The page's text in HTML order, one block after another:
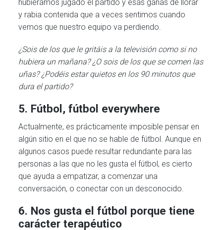
hubiéramos jugado el partido y esas ganas de llorar
y rabia contenida que a veces sentimos cuando
vemos que nuestro equipo va perdiendo.
¿Sois de los que le gritáis a la televisión como si no
hubiera un mañana? ¿O sois de los que se comen las
uñas? ¿Podéis estar quietos en los 90 minutos que
dura el partido?
5. Fútbol, fútbol everywhere
Actualmente, es prácticamente imposible pensar en
algún sitio en el que no se hable de fútbol. Aunque en
algunos casos puede resultar redundante para las
personas a las que no les gusta el fútbol, es cierto
que ayuda a empatizar, a comenzar una
conversación, o conectar con un desconocido.
6. Nos gusta el fútbol porque tiene
carácter terapéutico